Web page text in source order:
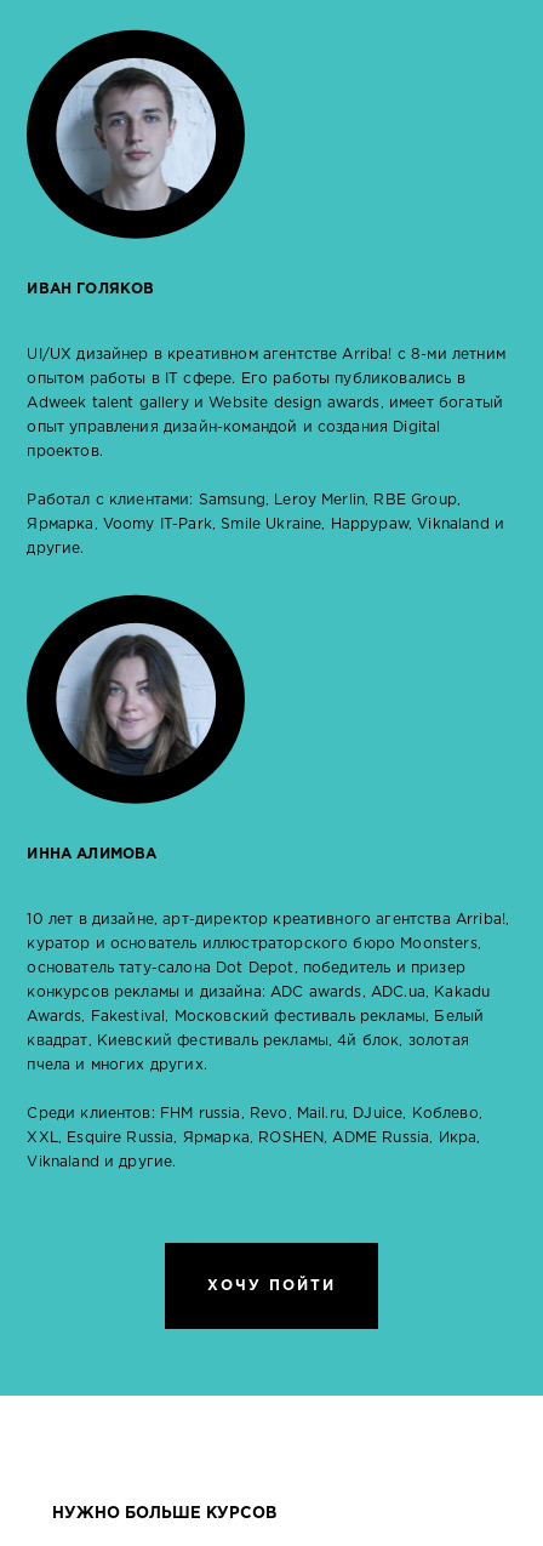
ИВАН ГОЛЯКОВ
UI/UX дизайнер в креативном агентстве Arriba! с 8-ми летним
опытом работы в IT сфере. Его работы публиковались в
Adweek talent gallery и Website design awards, имеет богатый
опыт управления дизайн-командой и создания Digital
проектов.
Работал с клиентами: Samsung, Leroy Merlin, RBE Group,
Ярмарка, Voomy IT-Park, Smile Ukraine, Happypaw, Viknaland и
другие.
ИННА АЛИМОВА
10 лет в дизайне, арт-директор креативного агентства Arriba!,
куратор и основатель иллюстраторского бюро Moonsters,
основатель тату-салона Dot Depot, победитель и призер
конкурсов рекламы и дизайна: ADC awards, ADC.ua, Kakadu
Awards, Fakestival, Московский фестиваль рекламы, Белый
квадрат, Киевский фестиваль рекламы, 4й блок, золотая
пчела и многих других.
Среди клиентов: FHM russia, Revo, Mail.ru, DJuice, Коблево,
XXL, Esquire Russia, Ярмарка, ROSHEN, ADME Russia, Икра,
Viknaland и другие.
ХОЧУ ПОЙТИ
НУЖНО БОЛЬШЕ КУРСОВ